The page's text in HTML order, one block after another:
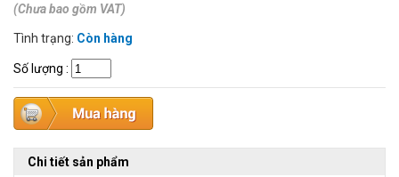
(Chưa bao gồm VAT)
Tình trạng: Còn hàng
Số lượng :
Chi tiết sản phẩm